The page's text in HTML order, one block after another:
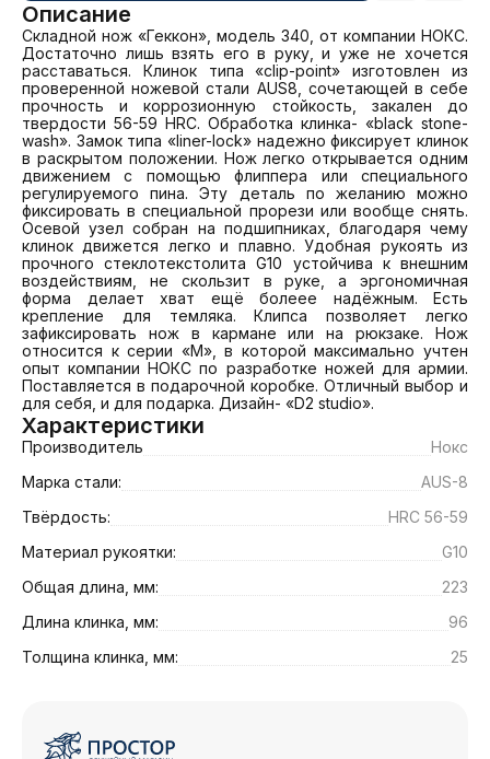
Описание
Складной нож «Геккон», модель 340, от компании НОКС.
Достаточно лишь взять его в руку, и уже не хочется
расставаться. Клинок типа «clip-point» изготовлен из
проверенной ножевой стали AUS8, сочетающей в себе
прочность и коррозионную стойкость, закален до
твердости 56-59 HRC. Обработка клинка- «black stone-
wash». Замок типа «liner-lock» надежно фиксирует клинок
в раскрытом положении. Нож легко открывается одним
движением с помощью флиппера или специального
регулируемого пина. Эту деталь по желанию можно
фиксировать в специальной прорези или вообще снять.
Осевой узел собран на подшипниках, благодаря чему
клинок движется легко и плавно. Удобная рукоять из
прочного стеклотекстолита G10 устойчива к внешним
воздействиям, не скользит в руке, а эргономичная
форма делает хват ещё болеее надёжным. Есть
крепление для темляка. Клипса позволяет легко
зафиксировать нож в кармане или на рюкзаке. Нож
относится к серии «M», в которой максимально учтен
опыт компании НОКС по разработке ножей для армии.
Поставляется в подарочной коробке. Отличный выбор и
для себя, и для подарка. Дизайн- «D2 studio».
Характеристики
Производитель
Нокс
Марка стали:
AUS-8
Твёрдость:
HRC 56-59
Материал рукоятки:
G10
Общая длина, мм:
223
Длина клинка, мм:
96
Толщина клинка, мм:
25